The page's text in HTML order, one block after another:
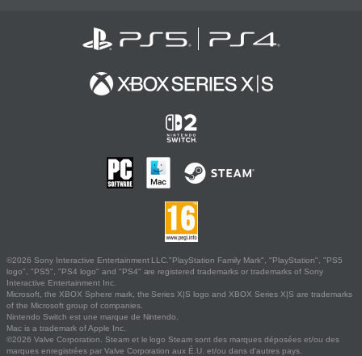
©2026 Sony Interactive Entertainment LLC."PlayStation Family Mark", "PlayStation", "PS5
logo", "PS5", "PS4 logo" and "PS4" are registered trademarks or trademarks of Sony
Interactive Entertainment Inc.
Microsoft, the XBOX Sphere mark, the Series X|S logo and XBOX Series X|S are trademarks
of the Microsoft group of companies.
Nintendo Switch est une marque de Nintendo.
Mac is a trademark of Apple Inc.
©2026 Valve Corporation. Steam et le logo Steam sont des marques déposées et/ou des
marques enregistrées par Valve Corporation aux É.U. et/ou dans d'autres pays.